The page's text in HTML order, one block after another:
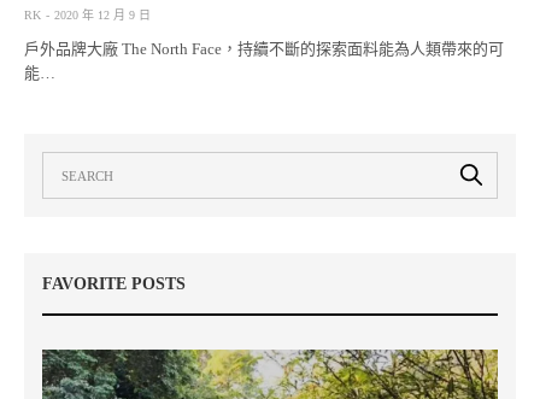
RK 2020 年 12 月 9 日
戶外品牌大廠 The North Face，持續不斷的探索面料能為人類帶來的可
能…
FAVORITE POSTS